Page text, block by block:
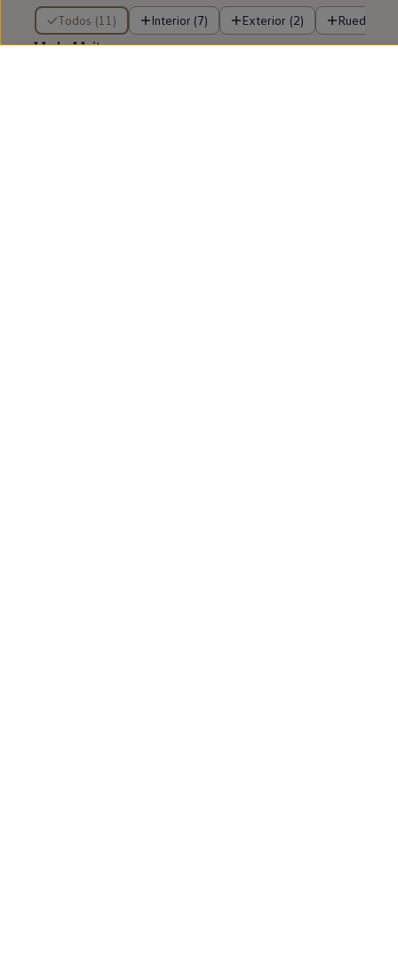
Todos (11) Interior (7) Exterior (2) Ruedas (2)
11 de 11 ítems
11 de 11ítems